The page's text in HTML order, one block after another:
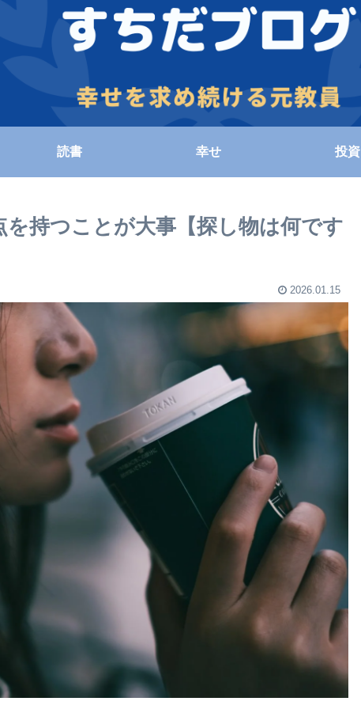
読書 幸せ 投資
持つことが大事【探し物は何です
2026.01.15